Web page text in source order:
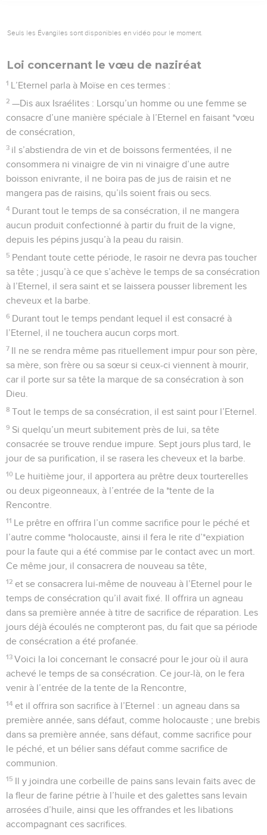
Seuls les Évangiles sont disponibles en vidéo pour le moment.
Loi concernant le vœu de naziréat
1 L’Eternel parla à Moïse en ces termes :
2 —Dis aux Israélites : Lorsqu’un homme ou une femme se
consacre d’une manière spéciale à l’Eternel en faisant *vœu
de consécration,
3 il s’abstiendra de vin et de boissons fermentées, il ne
consommera ni vinaigre de vin ni vinaigre d’une autre
boisson enivrante, il ne boira pas de jus de raisin et ne
mangera pas de raisins, qu’ils soient frais ou secs.
4 Durant tout le temps de sa consécration, il ne mangera
aucun produit confectionné à partir du fruit de la vigne,
depuis les pépins jusqu’à la peau du raisin.
5 Pendant toute cette période, le rasoir ne devra pas toucher
sa tête ; jusqu’à ce que s’achève le temps de sa consécration
à l’Eternel, il sera saint et se laissera pousser librement les
cheveux et la barbe.
6 Durant tout le temps pendant lequel il est consacré à
l’Eternel, il ne touchera aucun corps mort.
7 Il ne se rendra même pas rituellement impur pour son père,
sa mère, son frère ou sa sœur si ceux-ci viennent à mourir,
car il porte sur sa tête la marque de sa consécration à son
Dieu.
8 Tout le temps de sa consécration, il est saint pour l’Eternel.
9 Si quelqu’un meurt subitement près de lui, sa tête
consacrée se trouve rendue impure. Sept jours plus tard, le
jour de sa purification, il se rasera les cheveux et la barbe.
10 Le huitième jour, il apportera au prêtre deux tourterelles
ou deux pigeonneaux, à l’entrée de la *tente de la
Rencontre.
11 Le prêtre en offrira l’un comme sacrifice pour le péché et
l’autre comme *holocauste, ainsi il fera le rite d’*expiation
pour la faute qui a été commise par le contact avec un mort.
Ce même jour, il consacrera de nouveau sa tête,
12 et se consacrera lui-même de nouveau à l’Eternel pour le
temps de consécration qu’il avait fixé. Il offrira un agneau
dans sa première année à titre de sacrifice de réparation. Les
jours déjà écoulés ne compteront pas, du fait que sa période
de consécration a été profanée.
13 Voici la loi concernant le consacré pour le jour où il aura
achevé le temps de sa consécration. Ce jour-là, on le fera
venir à l’entrée de la tente de la Rencontre,
14 et il offrira son sacrifice à l’Eternel : un agneau dans sa
première année, sans défaut, comme holocauste ; une brebis
dans sa première année, sans défaut, comme sacrifice pour
le péché, et un bélier sans défaut comme sacrifice de
communion.
15 Il y joindra une corbeille de pains sans levain faits avec de
la fleur de farine pétrie à l’huile et des galettes sans levain
arrosées d’huile, ainsi que les offrandes et les libations
accompagnant ces sacrifices.